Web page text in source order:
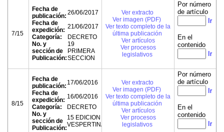
7/15
Fecha de
publicación: 26/06/2017
Fecha de
expedición: 21/06/2017
Categoría:
DECRETO
No. y
sección de
Publicación:
19
PRIMERA
SECCION
Ver extracto
Ver imagen (PDF)
Ver texto completo de la
última publicación
Ver artículos
Ver procesos
legislativos
Por número
de artículo
Ir
En el
contenido
Ir
8/15
Fecha de
publicación: 17/06/2016
Fecha de
expedición: 16/06/2016
Categoría:
DECRETO
No. y
sección de
Publicación:
15 EDICION
VESPERTINA
Ver extracto
Ver imagen (PDF)
Ver texto completo de la
última publicación
Ver artículos
Ver procesos
legislativos
Por número
de artículo
Ir
En el
contenido
Ir